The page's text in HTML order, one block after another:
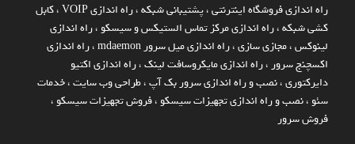
راه اندازي فروشگاه اينترنتي،پشتیبانی شبکه،راه اندازی VOIP ،کابل
کشی شبکه،راه اندازی مرکز تماس الستیکس و سیسکو ،راه اندازی
لینوکس،مجازی سازی،راه اندازی میل سرور mdaemon ،راه اندازی
اکسچنج سرور ،راه اندازی مایکروسافت لینک،راه اندازی اکتیو
دایرکتوری،نصب و راه اندازی سرور بک آپ،طراحی وب سایت،خدمات
سئو ،نصب و راه اندازی تجهیزات سیسکو ،فروش تجهیزات سیسکو ،
فروش سرور